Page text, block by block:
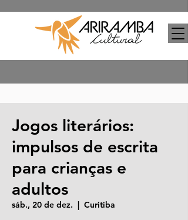
Jogos literários:
impulsos de escrita
para crianças e
adultos
sáb., 20 de dez.
  |
Curitiba